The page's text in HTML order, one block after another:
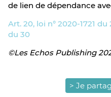
de lien de dépendance
Art. 20, loi n° 2020-1721
du 30
©Les Echos Publishing
> Je